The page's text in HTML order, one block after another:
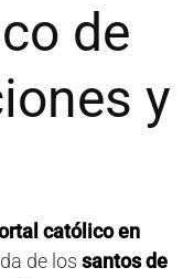
de
y
católico en
de los santos de